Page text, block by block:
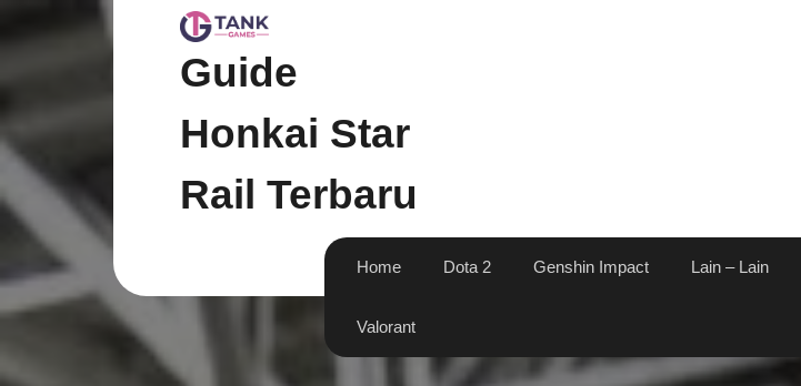
Guide
Honkai Star
Rail Terbaru
Home Dota 2 Genshin Impact Lain – Lain
Valorant